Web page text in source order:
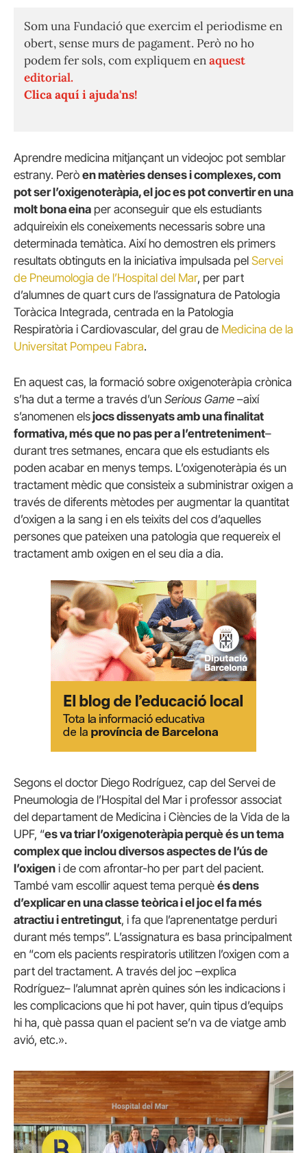
Som una Fundació que exercim el periodisme en
obert, sense murs de pagament. Però no ho
podem fer sols, com expliquem enaquest
editorial.
Clica aquí i ajuda'ns!
Aprendre medicina mitjançant un videojoc pot semblar
estrany. Però en matèries denses i complexes, com
pot ser l’oxigenoteràpia, el joc es pot convertir en una
molt bona eina per aconseguir que els estudiants
adquireixin els coneixements necessaris sobre una
determinada temàtica. Així ho demostren els primers
resultats obtinguts en la iniciativa impulsada pel Servei
de Pneumologia de l’Hospital del Mar, per part
d’alumnes de quart curs de l’assignatura de Patologia
Toràcica Integrada, centrada en la Patologia
Respiratòria i Cardiovascular, del grau de Medicina de la
Universitat Pompeu Fabra.
En aquest cas, la formació sobre oxigenoteràpia crònica
s’ha dut a terme a través d’un Serious Game –així
s’anomenen elsjocs dissenyats amb una finalitat
formativa, més que no pas per a l’entreteniment–
durant tres setmanes, encara que els estudiants els
poden acabar en menys temps. L’oxigenoteràpia és un
tractament mèdic que consisteix a subministrar oxigen a
través de diferents mètodes per augmentar la quantitat
d’oxigen a la sang i en els teixits del cos d’aquelles
persones que pateixen una patologia que requereix el
tractament amb oxigen en el seu dia a dia.
Segons el doctor Diego Rodríguez, cap del Servei de
Pneumologia de l’Hospital del Mar i professor associat
del departament de Medicina i Ciències de la Vida de la
UPF, “es va triar l’oxigenoteràpia perquè és un tema
complex que inclou diversos aspectes de l’ús de
l’oxigen i de com afrontar-ho per part del pacient.
També vam escollir aquest tema perquè és dens
d’explicar en una classe teòrica i el joc el fa més
atractiu i entretingut, i fa que l’aprenentatge perduri
durant més temps”. L’assignatura es basa principalment
en “com els pacients respiratoris utilitzen l’oxigen com a
part del tractament. A través del joc –explica
Rodríguez– l’alumnat aprèn quines són les indicacions i
les complicacions que hi pot haver, quin tipus d’equips
hi ha, què passa quan el pacient se’n va de viatge amb
avió, etc.».